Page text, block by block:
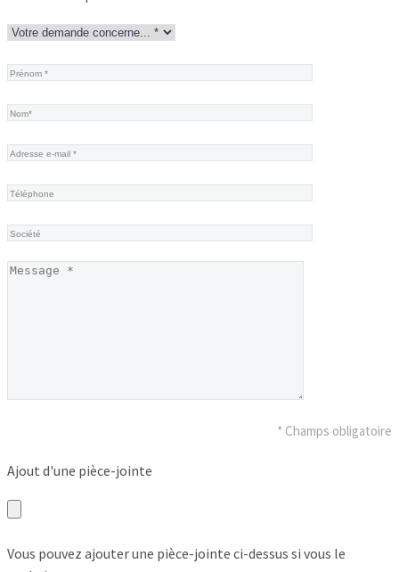
* Champs obligatoire
Ajout d'une pièce-jointe
Vous pouvez ajouter une pièce-jointe ci-dessus si vous le